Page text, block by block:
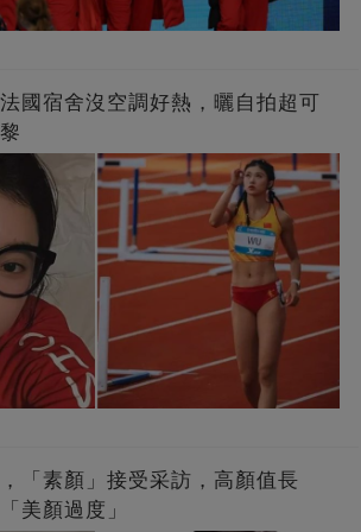
國宿舍沒空調好熱，曬自拍超可
「素顏」接受采訪，高顏值長
美顏過度」